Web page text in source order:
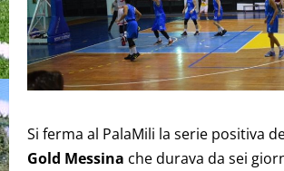
Si ferma al PalaMili la serie positiva
Gold Messina che durava da sei